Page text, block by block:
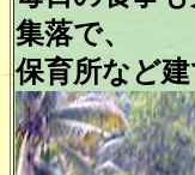
集落で、
保育所など